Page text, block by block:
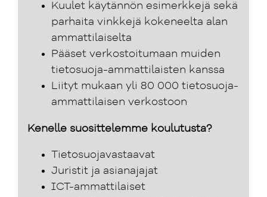
Kuulet käytännön esimerkkejä sekä
parhaita vinkkejä kokeneelta alan
ammattilaiselta
Pääset verkostoitumaan muiden
tietosuoja-ammattilaisten kanssa
Liityt mukaan yli 80 000 tietosuoja-
ammattilaisen verkostoon
Kenelle suosittelemme koulutusta?
Tietosuojavastaavat
Juristit ja asianajajat
ICT-ammattilaiset